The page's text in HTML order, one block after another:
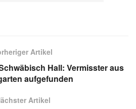
Artikel
Hall: Vermisster aus
aufgefunden
Artikel